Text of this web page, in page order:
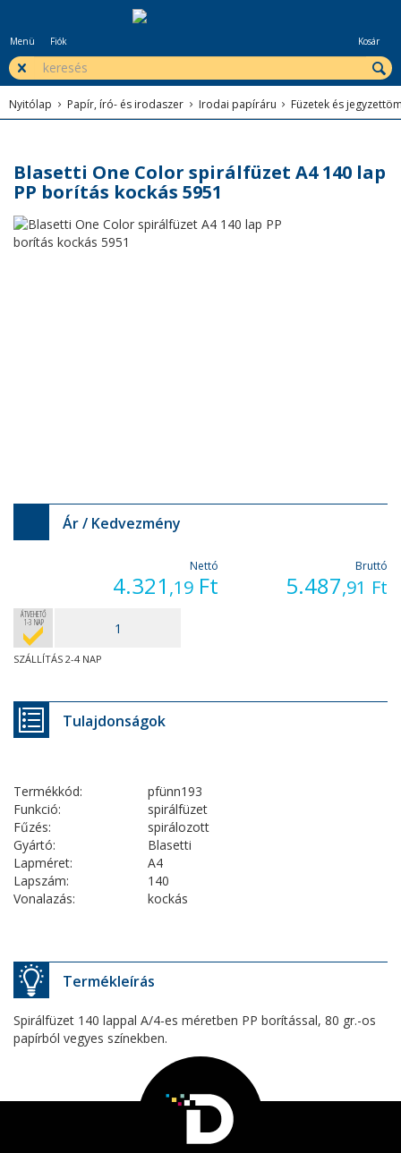
Menü Fiók Kosár
Nyitólap Papír, író- és irodaszer Irodai papíráru Füzetek és
Blasetti One Color spirálfüzet A4 140 lap
PP borítás kockás 5951
Ár / Kedvezmény
Nettó
4.321 ,19 Ft
Bruttó
5.487,91 Ft
ÁTVEHETŐ
1-3 NAP
SZÁLLÍTÁS 2-4 NAP
Tulajdonságok
Termékkód:
pfünn193
Funkció:
spirálfüzet
Fűzés:
spirálozott
Gyártó:
Blasetti
Lapméret:
A4
Lapszám:
140
Vonalazás:
kockás
Termékleírás
Spirálfüzet 140 lappal A/4-es méretben PP borítással, 80 gr.-os
papírból vegyes színekben.